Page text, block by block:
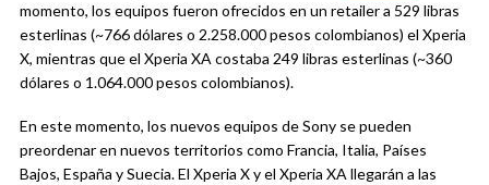
momento, los equipos fueron ofrecidos en un retailer a 529 libras
esterlinas (~766 dólares o 2.258.000 pesos colombianos) el Xperia
X, mientras que el Xperia XA costaba 249 libras esterlinas (~360
dólares o 1.064.000 pesos colombianos).
En este momento, los nuevos equipos de Sony se pueden
preordenar en nuevos territorios como Francia, Italia, Países
Bajos, España y Suecia. El Xperia X y el Xperia XA llegarán a las